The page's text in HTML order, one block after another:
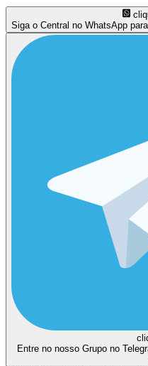
Siga o Central no WhatsApp
Entre no nosso Grupo no Telegram para receber notícias em primeira